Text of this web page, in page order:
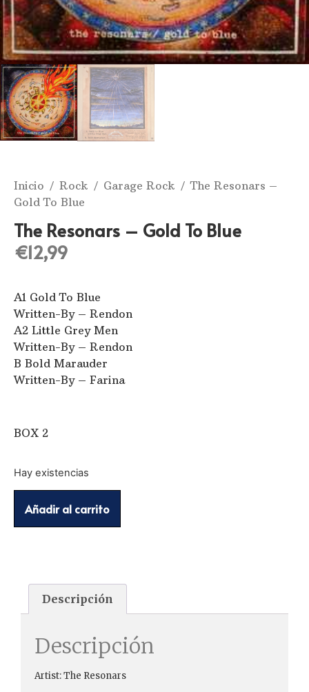
Inicio / Rock / Garage Rock / The Resonars ‎–
Gold To Blue
The Resonars ‎– Gold To Blue
€12,99
A1 Gold To Blue
Written-By – Rendon
A2 Little Grey Men
Written-By – Rendon
B Bold Marauder
Written-By – Farina
BOX 2
Hay existencias
Añadir al carrito
Descripción
Descripción
Artist: The Resonars